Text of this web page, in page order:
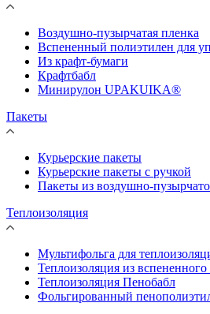
Воздушно-пузырчатая пленка
Вспененный полиэтилен для
Из крафт-бумаги
Крафтбабл
Минирулон UPAKUIKA®
Пакеты
Курьерские пакеты
Курьерские пакеты с ручкой
Пакеты из воздушно-
Теплоизоляция
Мультифольга для
Теплоизоляция из
Теплоизоляция Пенобабл
Фольгированный